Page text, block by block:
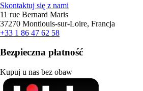
Skontaktuj się z nami
11 rue Bernard Maris
37270 Montlouis-sur-Loire, Francja
+33 1 86 47 62 58
Bezpieczna płatność
Kupuj u nas bez obaw